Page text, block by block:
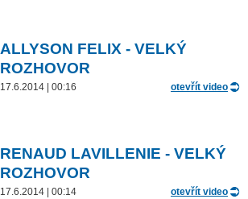
ALLYSON FELIX - VELKÝ
ROZHOVOR
17.6.2014 | 00:16 otevřít video
RENAUD LAVILLENIE - VELKÝ
ROZHOVOR
17.6.2014 | 00:14 otevřít video